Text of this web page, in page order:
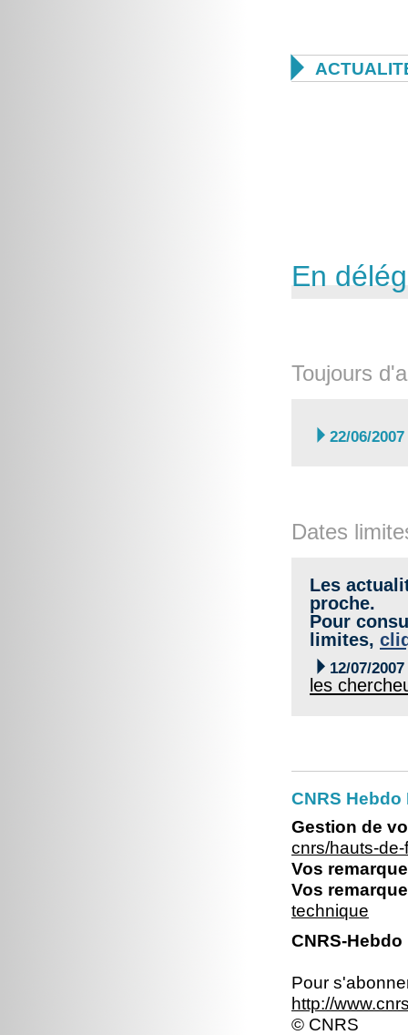

En
Toujours
 22/06/2007
Dates
Les
proche.
Pour
limites,
 12/07/2007
les
CNRS
Gestion de
cnrs/hauts-
Vos
Vos
technique
CNRS-
Pour
http://
© CNRS